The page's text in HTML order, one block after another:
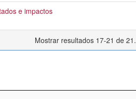
e impactos
Mostrar resultados 17-21 de 21.